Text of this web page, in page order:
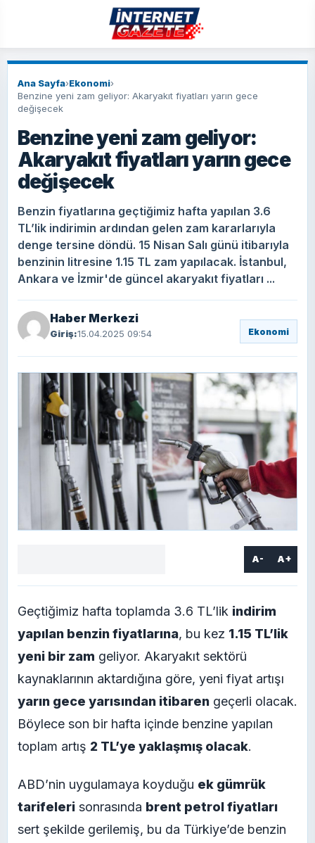
Ana Sayfa›Ekonomi›
Benzine yeni zam geliyor: Akaryakıt fiyatları yarın gece
değişecek
Benzine yeni zam geliyor:
Akaryakıt fiyatları yarın gece
değişecek
Benzin fiyatlarına geçtiğimiz hafta yapılan 3.6
TL’lik indirimin ardından gelen zam kararlarıyla
denge tersine döndü. 15 Nisan Salı günü itibarıyla
benzinin litresine 1.15 TL zam yapılacak. İstanbul,
Ankara ve İzmir'de güncel akaryakıt fiyatları ...
Haber Merkezi
Giriş:15.04.2025 09:54 Ekonomi
A- A+
Geçtiğimiz hafta toplamda 3.6 TL’lik indirim
yapılan benzin fiyatlarına, bu kez 1.15 TL’lik
yeni bir zam geliyor. Akaryakıt sektörü
kaynaklarının aktardığına göre, yeni fiyat artışı
yarın gece yarısından itibaren geçerli olacak.
Böylece son bir hafta içinde benzine yapılan
toplam artış 2 TL’ye yaklaşmış olacak.
ABD’nin uygulamaya koyduğu ek gümrük
tarifeleri sonrasında brent petrol fiyatları
sert şekilde gerilemiş, bu da Türkiye’de benzin